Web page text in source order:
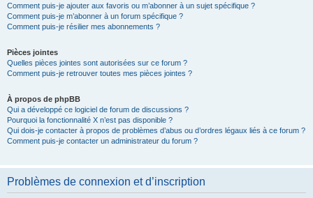
Comment puis-je ajouter aux favoris ou m’abonner à un sujet spécifique ?
Comment puis-je m’abonner à un forum spécifique ?
Comment puis-je résilier mes abonnements ?
Pièces jointes
Quelles pièces jointes sont autorisées sur ce forum ?
Comment puis-je retrouver toutes mes pièces jointes ?
À propos de phpBB
Qui a développé ce logiciel de forum de discussions ?
Pourquoi la fonctionnalité X n’est pas disponible ?
Qui dois-je contacter à propos de problèmes d’abus ou d’ordres légaux liés à ce forum ?
Comment puis-je contacter un administrateur du forum ?
Problèmes de connexion et d’inscription